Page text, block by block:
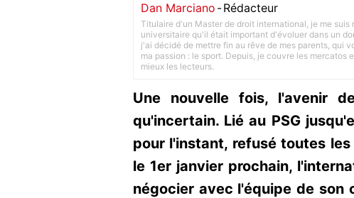
Dan Marciano -Rédacteur
Titulaire d'un Master de droit international, je me
universitaire qu'il était important d'évoluer dans un
j'ai décidé de mettre fin au rêve de mes parents, qui
ma passion : le sport. Depuis, je couvre les
mieux les lecteurs.
Une nouvelle fois, l'avenir
qu'incertain. Lié au PSG
pour l'instant, refusé toutes
le 1er janvier prochain,
négocier avec l'équipe de son